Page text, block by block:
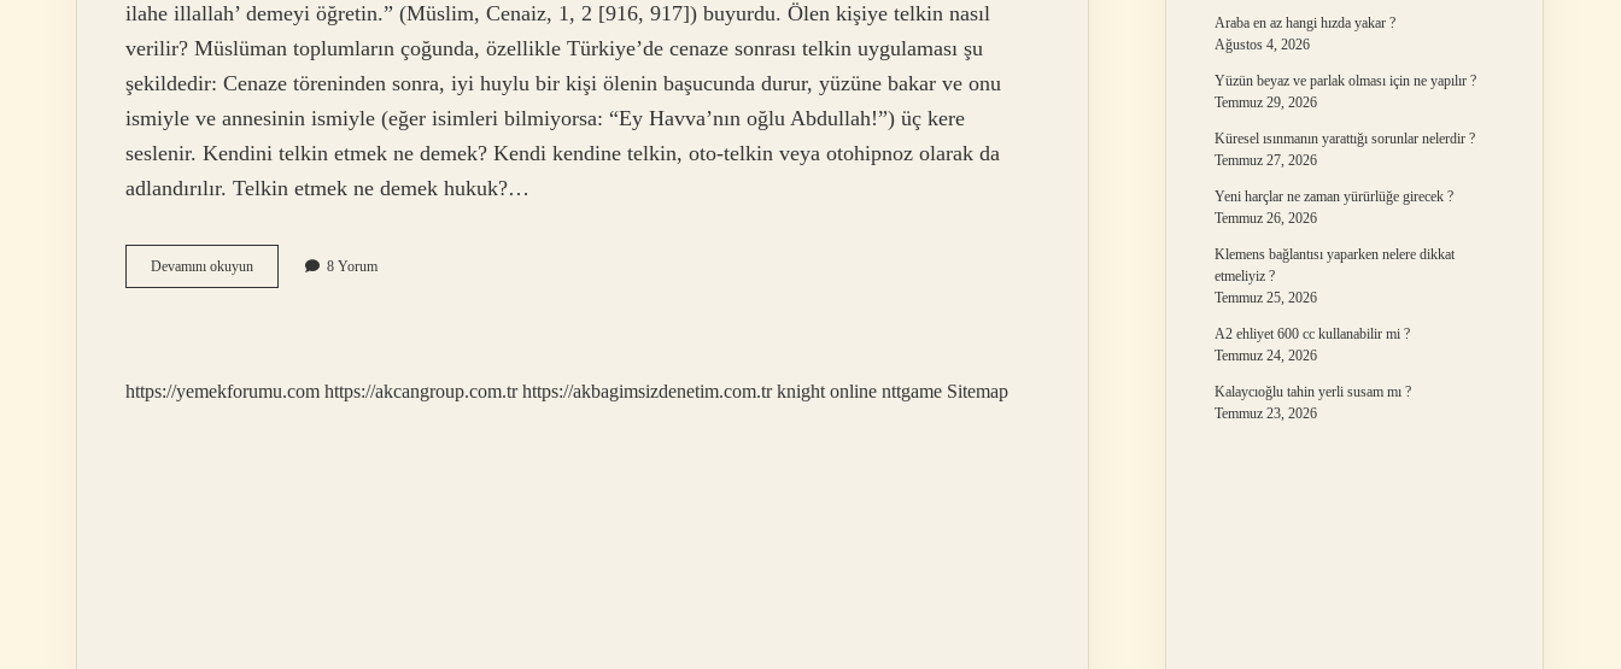
ilahe illallah’ demeyi öğretin.” (Müslim, Cenaiz, 1, 2 [916, 917]) buyurdu. Ölen kişiye telkin nasıl
verilir? Müslüman toplumların çoğunda, özellikle Türkiye’de cenaze sonrası telkin uygulaması şu
şekildedir: Cenaze töreninden sonra, iyi huylu bir kişi ölenin başucunda durur, yüzüne bakar ve onu
ismiyle ve annesinin ismiyle (eğer isimleri bilmiyorsa: “Ey Havva’nın oğlu Abdullah!”) üç kere
seslenir. Kendini telkin etmek ne demek? Kendi kendine telkin, oto-telkin veya otohipnoz olarak da
adlandırılır. Telkin etmek ne demek hukuk?…
Devamını okuyunÖz
Telkin
8 Yorum
https://yemekforumu.com https://akcangroup.com.tr https://akbagimsizdenetim.com.tr knight online nttgame Sitemap
Araba en az hangi hızda yakar ?
Ağustos 4, 2026
Yüzün beyaz ve parlak olması için ne yapılır ?
Temmuz 29, 2026
Küresel ısınmanın yarattığı sorunlar nelerdir ?
Temmuz 27, 2026
Yeni harçlar ne zaman yürürlüğe girecek ?
Temmuz 26, 2026
Klemens bağlantısı yaparken nelere dikkat
etmeliyiz ?
Temmuz 25, 2026
A2 ehliyet 600 cc kullanabilir mi ?
Temmuz 24, 2026
Kalaycıoğlu tahin yerli susam mı ?
Temmuz 23, 2026